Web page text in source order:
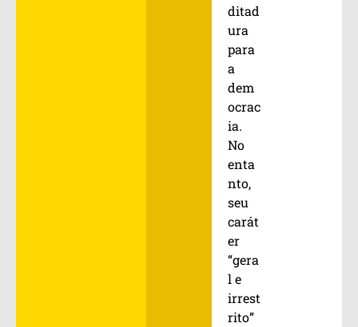
ditad
ura
para
a
dem
ocrac
ia.
No
enta
nto,
seu
carát
er
“gera
l e
irrest
rito”